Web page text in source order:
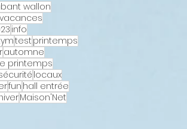
wallon
vacances
info
test printemps
automne
printemps
locaux
fun hall entrée
Maison'Net